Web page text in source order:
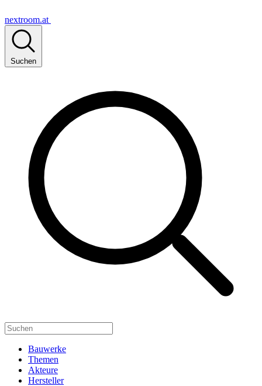
nextroom.at
Suchen
Bauwerke
Themen
Akteure
Hersteller